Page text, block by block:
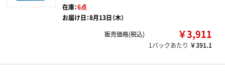
在庫：6点
お届け日：8月13日（木）
販売価格(税込)
￥3,911
1パックあたり ￥391.1